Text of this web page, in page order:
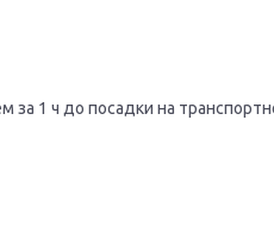
за 1 ч до посадки на